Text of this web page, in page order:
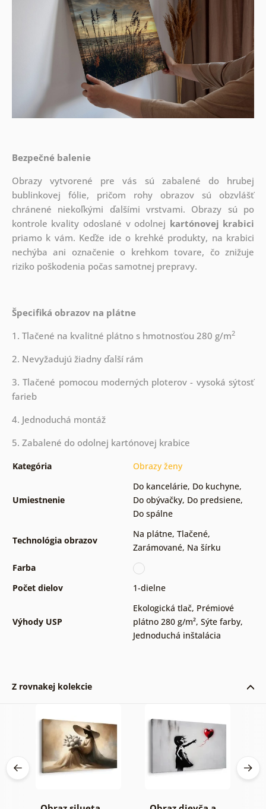
Bezpečné balenie
Obrazy vytvorené pre vás sú zabalené do hrubej
bublinkovej fólie, pričom rohy obrazov sú obzvlášť
chránené niekoľkými ďalšími vrstvami. Obrazy sú po
kontrole kvality odoslané v odolnej kartónovej krabici
priamo k vám. Keďže ide o krehké produkty, na krabici
nechýba ani označenie o krehkom tovare, čo znižuje
riziko poškodenia počas samotnej prepravy.
Špecifiká obrazov na plátne
1. Tlačené na kvalitné plátno s hmotnosťou 280 g/m2
2. Nevyžadujú žiadny ďalší rám
3. Tlačené pomocou moderných ploterov - vysoká sýtosť
farieb
4. Jednoduchá montáž
5. Zabalené do odolnej kartónovej krabice
Kategória Obrazy ženy
Umiestnenie
Do kancelárie, Do kuchyne,
Do obývačky, Do predsiene,
Do spálne
Technológia obrazov
Na plátne, Tlačené,
Zarámované, Na šírku
Farba
Počet dielov
1-dielne
Výhody USP
Ekologická tlač, Prémiové
plátno 280 g/m², Sýte farby,
Jednoduchá inštalácia
Z rovnakej kolekcie